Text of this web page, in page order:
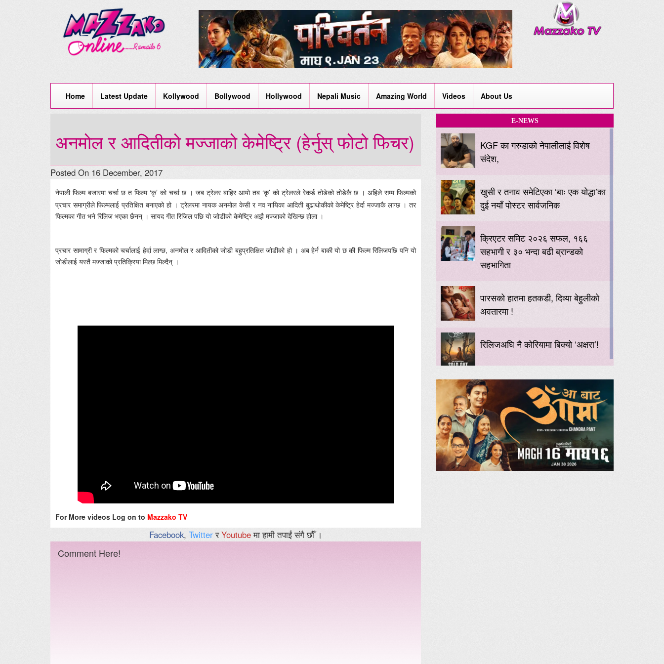
Home Latest Update Kollywood Bollywood Hollywood Nepali Music Amazing World Videos About Us
अनमोल र आदितीको मज्जाको केमेष्ट्रि (हेर्नुस् फोटो फिचर)
Posted On 16 December, 2017
नेपाली फिल्म बजारमा चर्चा छ त फिल्म ‘कृ’ को चर्चा छ । जब ट्रेलर बाहिर आयो तब ‘कृ’ को ट्रेलरले रेकर्ड तोडेको तोडेकै छ । अहिले सम्म फिल्मको
प्रचार समाग्रीले फिल्मलाई प्रतिक्षित बनाएको हो । ट्रेलरमा नायक अनमोल केसी र नव नायिका आदिती बुढाथोकीको केमेष्ट्रि हेर्दा मज्जाकै लाग्छ । तर
फिल्मका गीत भने रिलिज भएका छैनन् । सायद गीत रिजिल पछि यो जोडीको केमेष्ट्रि अझै मज्जाको देखिन्छ होला ।
प्रचार सामाग्री र फिल्मको चर्चालाई हेर्दा लाग्छ, अनमोल र आदितीको जोडी बहुप्रतिक्षित जोडीको हो । अब हेर्न बाकी यो छ की फिल्म रिलिजपछि पनि यो
जोडीलाई यस्तै मज्जाको प्रतिक्रिया मिल्छ मिल्दैन् ।
For More videos Log on to Mazzako TV
Facebook, TwitterरYoutubeमा हामी तपाईं संगै छौँ ।
Comment Here!
E-NEWS
KGF का गरुडाको नेपालीलाई विशेष
संदेश,
खुसी र तनाव समेटिएका ‘बाः एक योद्धा’का
दुई नयाँ पोस्टर सार्वजनिक
क्रिएटर समिट २०२६ सफल, १६६
सहभागी र ३० भन्दा बढी ब्रान्डको
सहभागिता
पारसको हातमा हतकडी, दिव्या बेहुलीको
अवतारमा !
रिलिजअघि नै कोरियामा बिक्यो ‘अक्षरा’!